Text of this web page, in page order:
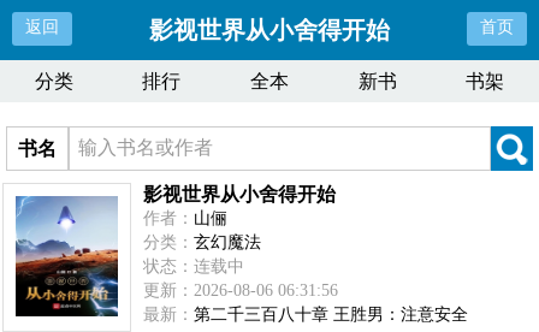
返回 影视世界从小舍得开始 首页
分类 排行 全本 新书 书架
书名
影视世界从小舍得开始
作者： 山俪
分类：玄幻魔法
状态：连载中
更新：2026-08-06 06:31:56
最新：第二千三百八十章 王胜男：注意安全